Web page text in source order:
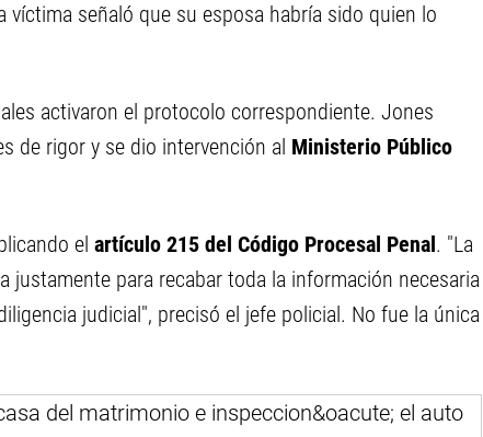
señaló que su esposa habría sido quien lo
activaron el protocolo correspondiente. Jones
de rigor y se dio intervención al Ministerio Público
el artículo 215 del Código Procesal Penal. "La
justamente para recabar toda la información necesaria
judicial", precisó el jefe policial. No fue la única